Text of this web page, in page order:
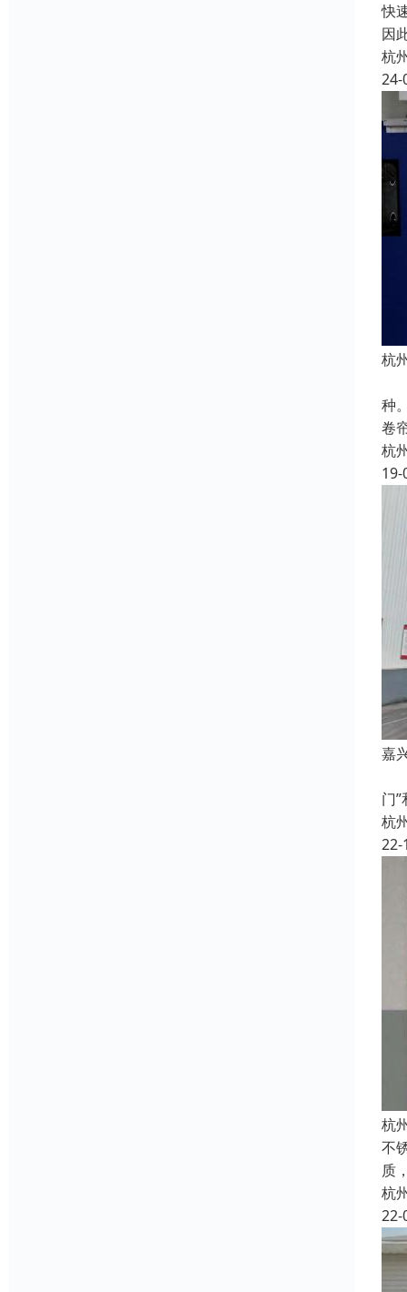
快
因
杭
24-
杭
种
卷
杭
19-
嘉
门
杭
22-
杭
不
质
杭
22-